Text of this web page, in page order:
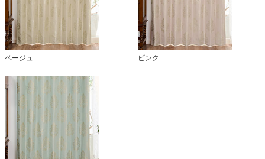
ベージュ ピンク